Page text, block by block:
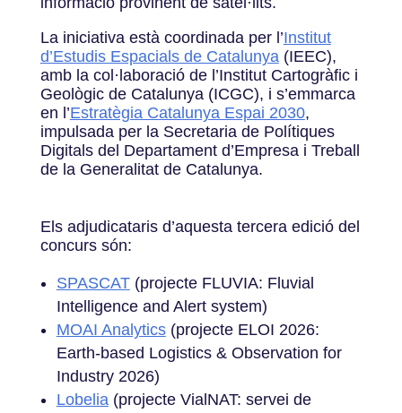
Lainiciativa està coordinada per l’Institut
d’Estudis Espacials de Catalunya(IEEC),
amb la col·laboració de l’Institut Cartogràfic i
Geològic de Catalunya (ICGC), i s’emmarca
en l’Estratègia Catalunya Espai 2030,
impulsada per la Secretaria de Polítiques
Digitals del Departament d’Empresa i Treball
de la Generalitat de Catalunya.
Els adjudicataris d’aquesta tercera edició del
concurs són:
SPASCAT(projecte FLUVIA: Fluvial
Intelligence and Alert system)
MOAI Analytics(projecte ELOI 2026:
Earth-based Logistics & Observation for
Industry 2026)
Lobelia(projecte VialNAT: servei de